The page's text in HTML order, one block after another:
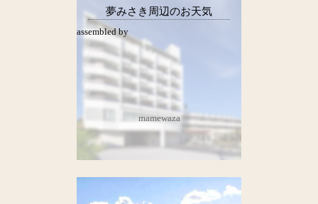
夢みさき周辺のお天気
assembled by
mamewaza